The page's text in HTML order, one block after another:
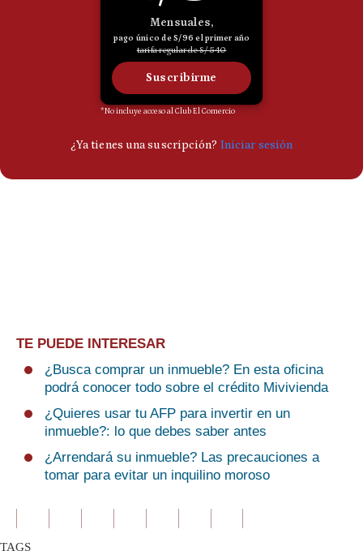
TE PUEDE INTERESAR
¿Busca comprar un inmueble? En esta oficina
podrá conocer todo sobre el crédito Mivivienda
¿Quieres usar tu AFP para invertir en un
inmueble?: lo que debes saber antes
¿Arrendará su inmueble? Las precauciones a
tomar para evitar un inquilino moroso
TAGS